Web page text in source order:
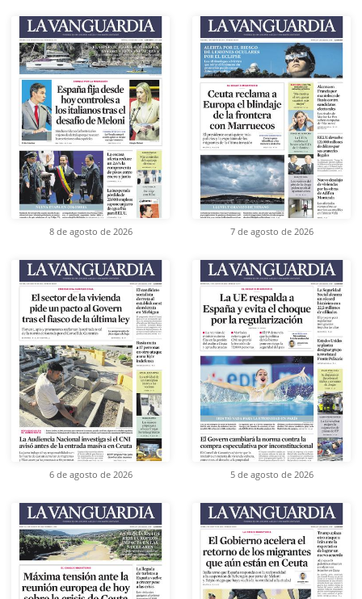
8 de agosto de 2026 7 de agosto de 2026
6 de agosto de 2026 5 de agosto de 2026